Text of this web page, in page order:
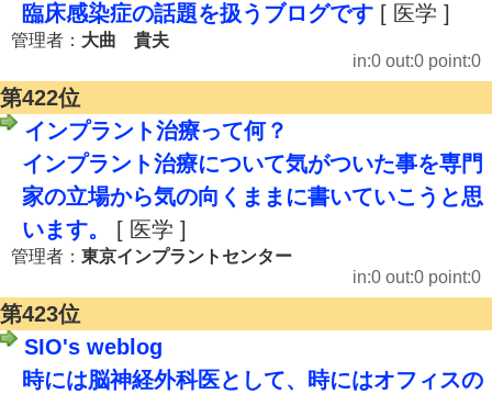
臨床感染症の話題を扱うブログです [ 医学 ]
管理者： 大曲 貴夫
in:0 out:0 point:0
第422位
インプラント治療って何？
インプラント治療について気がついた事を専門
家の立場から気の向くままに書いていこうと思
います。
[ 医学 ]
管理者： 東京インプラントセンター
in:0 out:0 point:0
第423位
SIO's weblog
時には脳神経外科医として、時にはオフィスの